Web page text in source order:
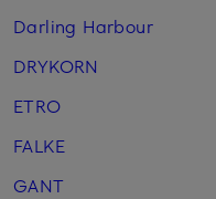
Darling Harbour
DRYKORN
ETRO
FALKE
GANT